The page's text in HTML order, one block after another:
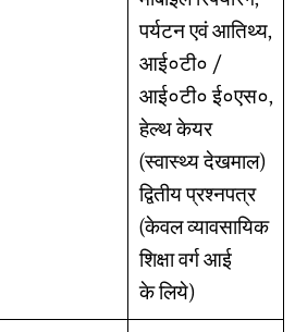
पर्यटन एवं आतिथ्य,
आई०टी० /
आई०टी० ई०एस०,
हेल्थ केयर
(स्वास्थ्य देखमाल)
द्वितीय प्रश्नपत्र
(केवल व्यावसायिक
शिक्षा वर्ग आई
के लिये)